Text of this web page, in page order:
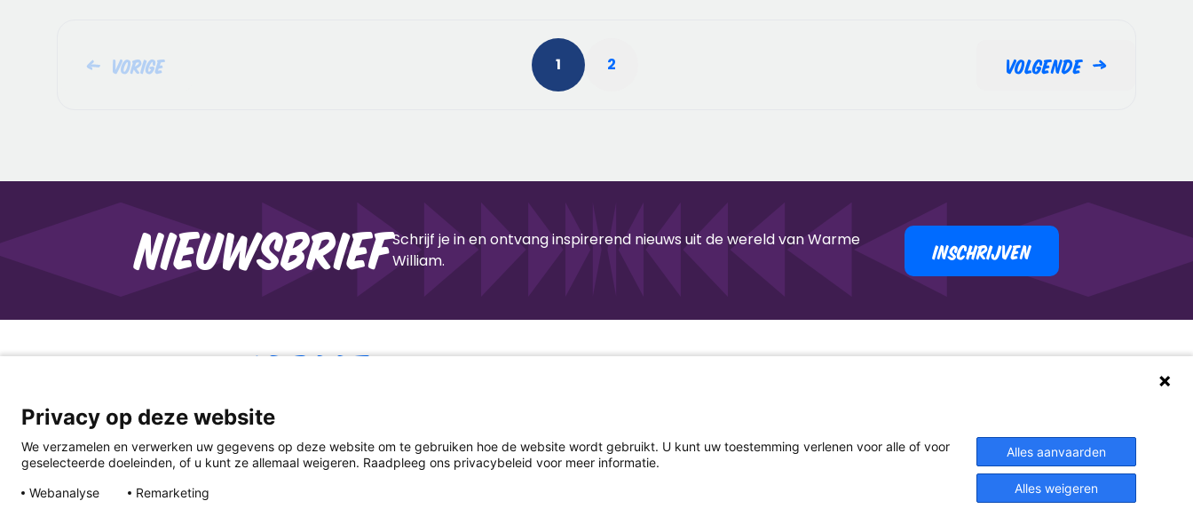
Vorige 1 2 Volgende
NieuwsbriefSchrijf je in en ontvang inspirerend nieuws uit de wereld van Warme
William.
INSCHRIJVEN
Over ons Contact
Warme
Privacy op deze website
We verzamelen en verwerken uw gegevens op deze website om te gebruiken hoe de website wordt gebruikt. U kunt uw toestemming verlenen voor alle of voor
geselecteerde doeleinden, of u kunt ze allemaal weigeren. Raadpleeg ons privacybeleid voor meer informatie.
Webanalyse
Remarketing
Alles aanvaarden
Alles weigeren